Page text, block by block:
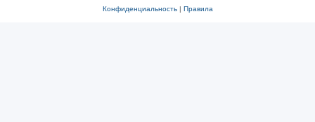
Конфиденциальность| Правила